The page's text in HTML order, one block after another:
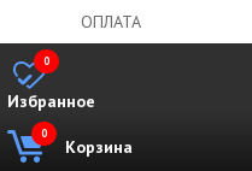
ОПЛАТА
Избранное
0
Корзина
0